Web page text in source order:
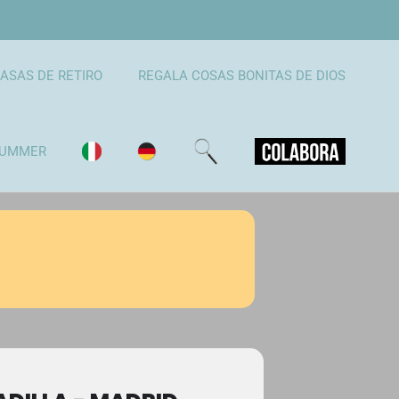
DE RETIRO REGALA COSAS BONITAS DE DIOS